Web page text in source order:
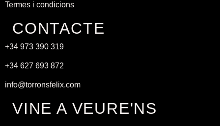
Termes i condicions
CONTACTE
+34 973 390 319
+34 627 693 872
info@torronsfelix.com
VINE A VEURE'NS